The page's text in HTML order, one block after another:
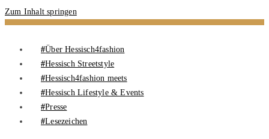
Zum Inhalt springen
Über Hessisch4fashion
Hessisch Streetstyle
Hessisch4fashion meets
Hessisch Lifestyle & Events
Presse
Lesezeichen